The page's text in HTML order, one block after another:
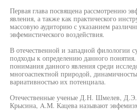
Первая глава посвящена рассмотрению
явления, а также как практического
массовую аудиторию с указанием
эвфемистического воздействия.
В отечественной и западной филологии
подходы к определению данного
понимания данного явления среди
многоаспектной природой,
вариативностью их потенциала.
Отечественные ученые Д.Н. Шмелев,
Крысина, A.M. Кацева называют